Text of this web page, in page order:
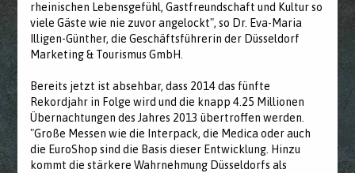
rheinischen Lebensgefühl, Gastfreundschaft und Kultur so
viele Gäste wie nie zuvor angelockt", so Dr. Eva-Maria
Illigen-Günther, die Geschäftsführerin der Düsseldorf
Marketing & Tourismus GmbH.
Bereits jetzt ist absehbar, dass 2014 das fünfte
Rekordjahr in Folge wird und die knapp 4.25 Millionen
Übernachtungen des Jahres 2013 übertroffen werden.
"Große Messen wie die Interpack, die Medica oder auch
die EuroShop sind die Basis dieser Entwicklung. Hinzu
kommt die stärkere Wahrnehmung Düsseldorfs als